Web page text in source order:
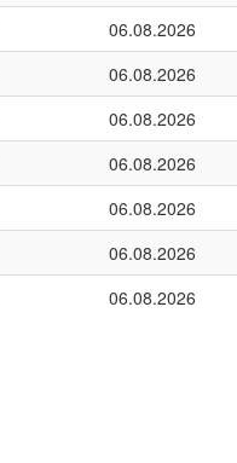
06.08.2026
06.08.2026
06.08.2026
06.08.2026
06.08.2026
06.08.2026
06.08.2026